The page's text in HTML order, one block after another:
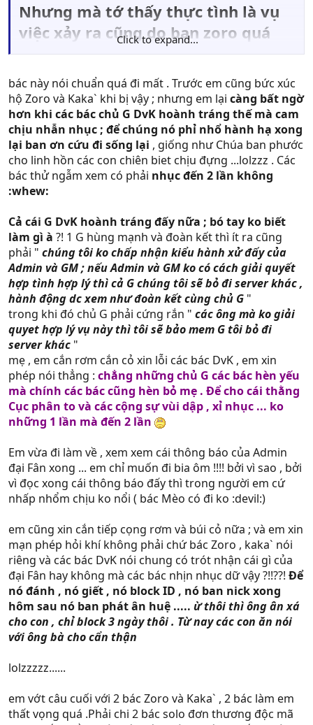
Nhưng mà tớ thấy thực tình là vụ
việc xảy ra cũng do bạn zoro quá
yếu đuối, đa cảm, mong manh dễ
vỡ
. Ai dè người ta mới xưng chị được vài câu mà đã ức
không chịu được, quại lại luôn mấy phát. Nói thực chứ
giờ tớ đi ngoài đường mà gặp phải hội choai choai cà
khịa là tớ chỉ có im ỉm mà bỏ đi thôi, coi như mình không
chấp nó, nhưng mà thực ra là tớ sợ nó bỏ mịe (nó rút con
tông con phóng ra nó phang mình thì biết kêu ai)
Cho nên là bài học cho các bạn: muốn sống chung với
rác, hãy biết nhịn nhục.
Click to expand...
bác này nói chuẩn quá đi mất . Trước em cũng bức xúc
hộ Zoro và Kaka` khi bị vậy ; nhưng em lại càng bất ngờ
hơn khi các bác chủ G DvK hoành tráng thế mà cam
chịu nhẫn nhục ; để chúng nó phỉ nhổ hành hạ xong
lại ban ơn cứu đi sống lại , giống như Chúa ban phước
cho linh hồn các con chiên biet chịu đựng ...lolzzz . Các
bác thử ngẫm xem có phải nhục đến 2 lần không
:whew:
Cả cái G DvK hoành tráng đấy nữa ; bó tay ko biết
làm gì à ?! 1 G hùng mạnh và đoàn kết thì ít ra cũng
phải " chúng tôi ko chấp nhận kiểu hành xử đấy của
Admin và GM ; nếu Admin và GM ko có cách giải quyết
hợp tình hợp lý thì cả G chúng tôi sẽ bỏ đi server khác ,
hành động dc xem như đoàn kết cùng chủ G "
trong khi đó chủ G phải cứng rắn " các ông mà ko giải
quyet hợp lý vụ này thì tôi sẽ bảo mem G tôi bỏ đi
server khác "
mẹ , em cắn rơm cắn cỏ xin lỗi các bác DvK , em xin
phép nói thẳng : chẳng những chủ G các bác hèn yếu
mà chính các bác cũng hèn bỏ mẹ . Để cho cái thằng
Cục phân to và các cộng sự vùi dập , xỉ nhục ... ko
những 1 lần mà đến 2 lần
Em vừa đi làm về , xem xem cái thông báo của Admin
đại Fân xong ... em chỉ muốn đi bia ôm !!!! bởi vì sao , bởi
vì đọc xong cái thông báo đấy thì trong người em cứ
nhấp nhổm chịu ko nổi ( bác Mèo có đi ko :devil:)
em cũng xin cắn tiếp cọng rơm và búi cỏ nữa ; và em xin
mạn phép hỏi khí không phải chứ bác Zoro , kaka` nói
riêng và các bác DvK nói chung có trót nhận cái gì của
đại Fân hay không mà các bác nhịn nhục dữ vậy ?!!??! Để
nó đánh , nó giết , nó block ID , nó ban nick xong
hôm sau nó ban phát ân huệ ..... ừ thôi thì ông ân xá
cho con , chỉ block 3 ngày thôi . Từ nay các con ăn nói
với ông bà cho cẩn thận
lolzzzzz......
em vớt câu cuối với 2 bác Zoro và Kaka` , 2 bác làm em
thất vọng quá .Phải chi 2 bác solo đơn thương độc mã